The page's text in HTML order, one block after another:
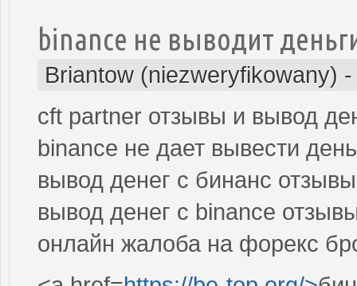
binance не выводит
Briantow (niezweryfikowany)
cft partner отзывы и вывод
binance не дает вывести
вывод денег с бинанс отзывы
вывод денег с binance
онлайн жалоба на форекс